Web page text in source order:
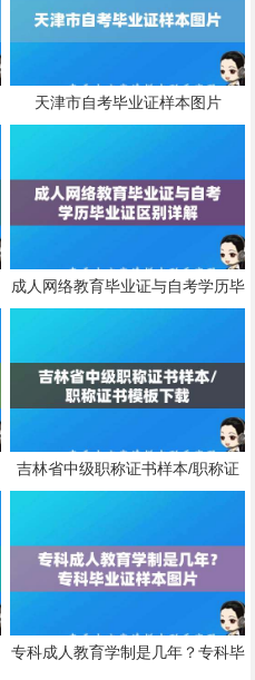
天津市自考毕业证样本图片
成人网络教育毕业证与自考学历毕
业证区别详解
吉林省中级职称证书样本/职称证
书模板下载
专科成人教育学制是几年？专科毕